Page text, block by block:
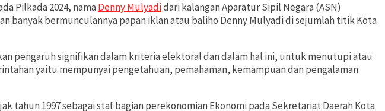
Pilkada 2024, namaDenny Mulyadidari kalangan Aparatur Sipil Negara (ASN)
banyak bermunculannya papan iklan atau baliho Denny Mulyadi di sejumlah titik Kota
pengaruh signifikan dalam kriteria elektoral dan dalam hal ini, untuk menutupi atau
yaitu mempunyai pengetahuan, pemahaman, kemampuan dan pengalaman
tahun 1997 sebagai staf bagian perekonomian Ekonomi pada Sekretariat Daerah Kota